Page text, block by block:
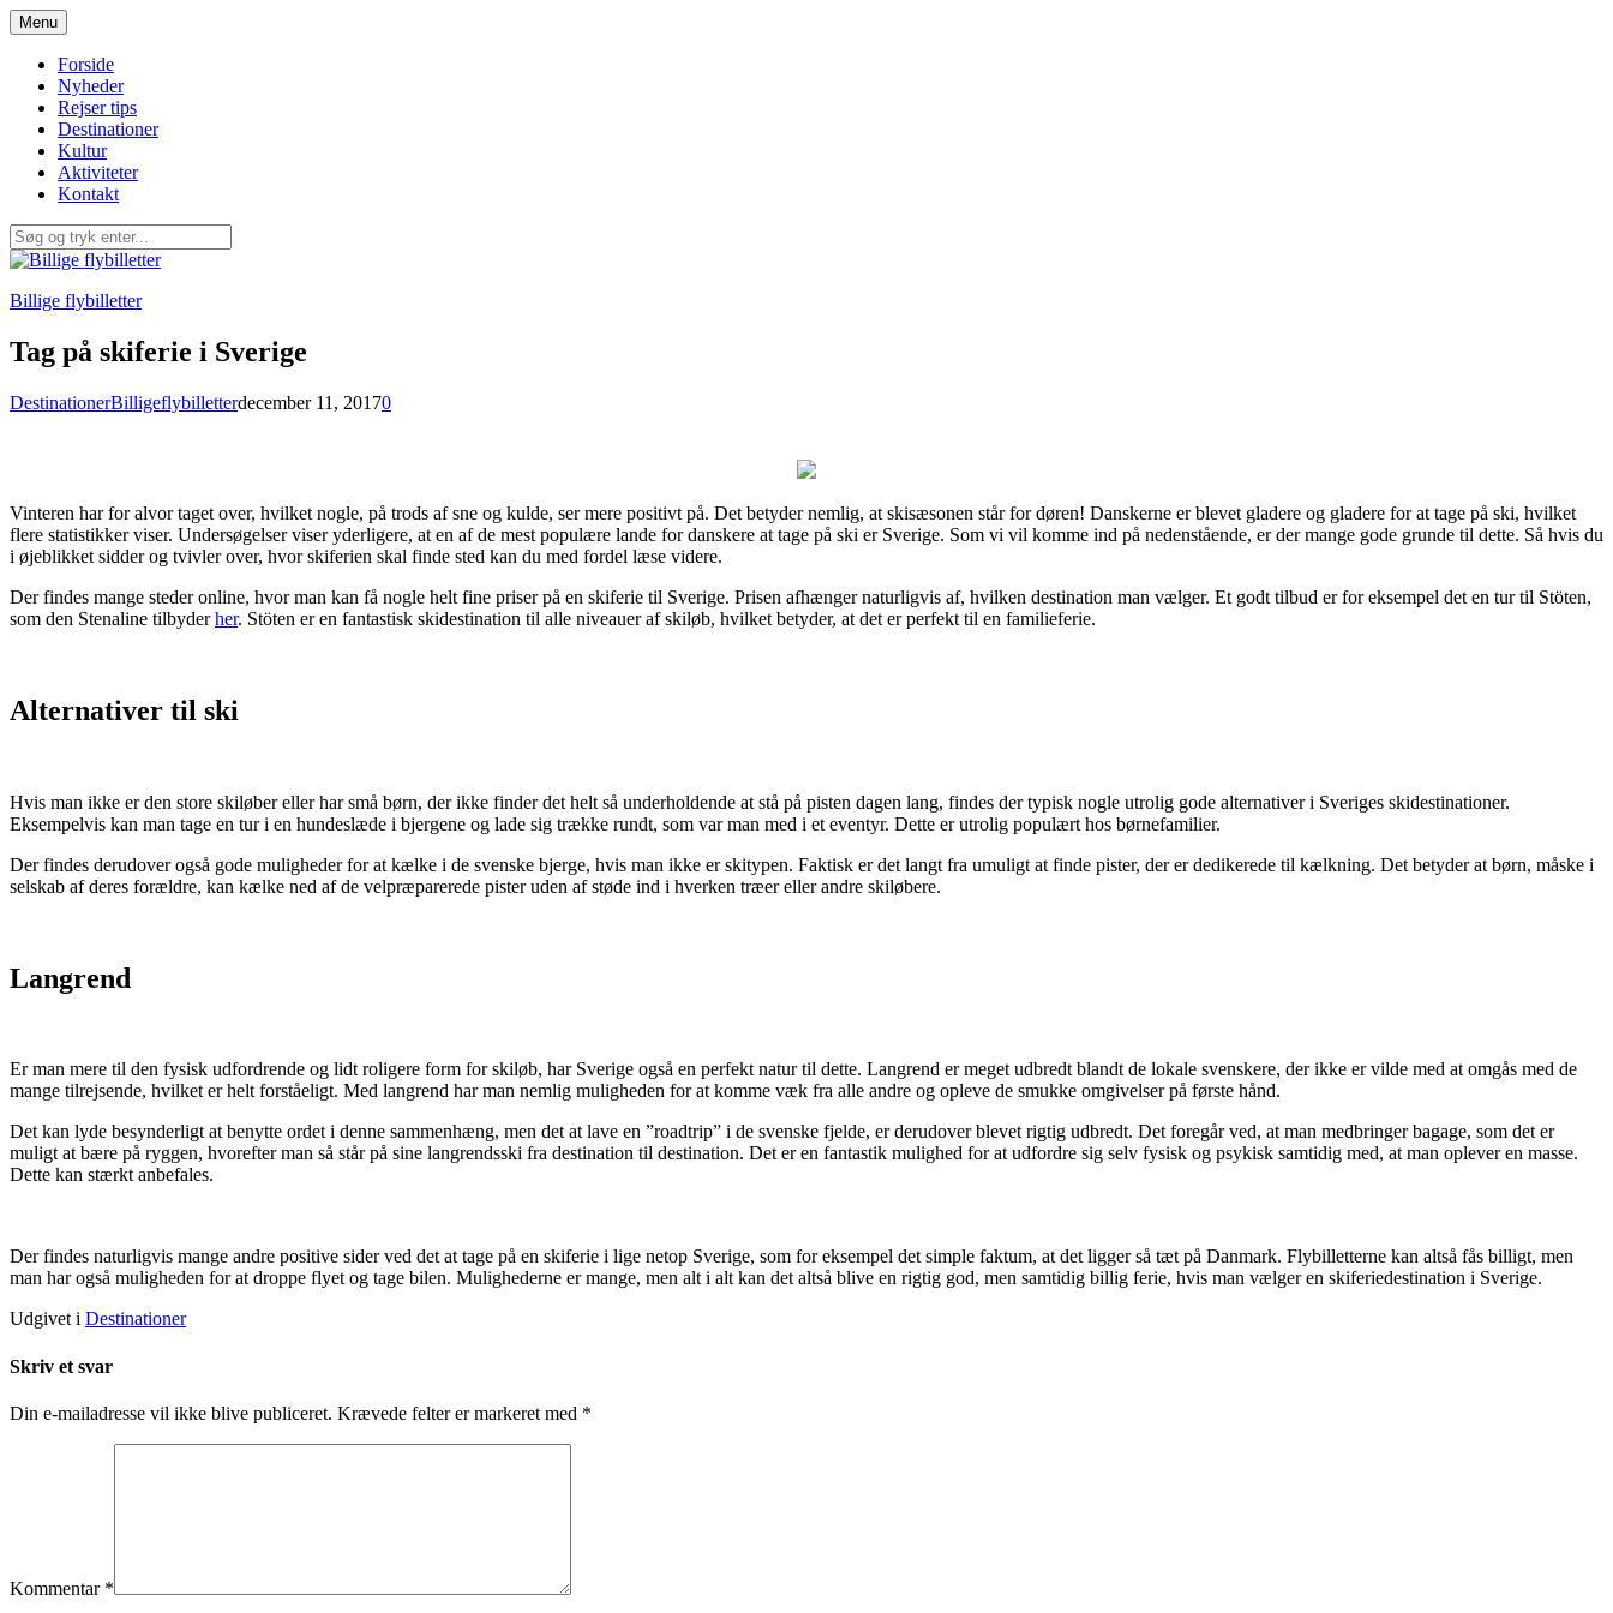
Spring
til
indhold
Menu
Forside
Nyheder
Rejser tips
Destinationer
Kultur
Aktiviteter
Kontakt
Billige flybilletter
Tag på skiferie i Sverige
DestinationerBilligeflybilletterdecember 11, 20170
Vinteren har for alvor taget over, hvilket nogle, på trods af sne og kulde, ser mere positivt på. Det betyder nemlig, at skisæsonen står for døren! Danskerne er blevet gladere og gladere for at tage på ski, hvilket
flere statistikker viser. Undersøgelser viser yderligere, at en af de mest populære lande for danskere at tage på ski er Sverige. Som vi vil komme ind på nedenstående, er der mange gode grunde til dette. Så hvis du
i øjeblikket sidder og tvivler over, hvor skiferien skal finde sted kan du med fordel læse videre.
Der findes mange steder online, hvor man kan få nogle helt fine priser på en skiferie til Sverige. Prisen afhænger naturligvis af, hvilken destination man vælger. Et godt tilbud er for eksempel det en tur til Stöten,
som den Stenaline tilbyderher. Stöten er en fantastisk skidestination til alle niveauer af skiløb, hvilket betyder, at det er perfekt til en familieferie.
Alternativer til ski
Hvis man ikke er den store skiløber eller har små børn, der ikke finder det helt så underholdende at stå på pisten dagen lang, findes der typisk nogle utrolig gode alternativer i Sveriges skidestinationer.
Eksempelvis kan man tage en tur i en hundeslæde i bjergene og lade sig trække rundt, som var man med i et eventyr. Dette er utrolig populært hos børnefamilier.
Der findes derudover også gode muligheder for at kælke i de svenske bjerge, hvis man ikke er skitypen. Faktisk er det langt fra umuligt at finde pister, der er dedikerede til kælkning. Det betyder at børn, måske i
selskab af deres forældre, kan kælke ned af de velpræparerede pister uden af støde ind i hverken træer eller andre skiløbere.
Langrend
Er man mere til den fysisk udfordrende og lidt roligere form for skiløb, har Sverige også en perfekt natur til dette. Langrend er meget udbredt blandt de lokale svenskere, der ikke er vilde med at omgås med de
mange tilrejsende, hvilket er helt forståeligt. Med langrend har man nemlig muligheden for at komme væk fra alle andre og opleve de smukke omgivelser på første hånd.
Det kan lyde besynderligt at benytte ordet i denne sammenhæng, men det at lave en ”roadtrip” i de svenske fjelde, er derudover blevet rigtig udbredt. Det foregår ved, at man medbringer bagage, som det er
muligt at bære på ryggen, hvorefter man så står på sine langrendsski fra destination til destination. Det er en fantastik mulighed for at udfordre sig selv fysisk og psykisk samtidig med, at man oplever en masse.
Dette kan stærkt anbefales.
Der findes naturligvis mange andre positive sider ved det at tage på en skiferie i lige netop Sverige, som for eksempel det simple faktum, at det ligger så tæt på Danmark. Flybilletterne kan altså fås billigt, men
man har også muligheden for at droppe flyet og tage bilen. Mulighederne er mange, men alt i alt kan det altså blive en rigtig god, men samtidig billig ferie, hvis man vælger en skiferiedestination i Sverige.
Udgivet i Destinationer
Skriv et svar
Din e-mailadresse vil ikke blive publiceret. Krævede felter er markeret med *
Kommentar *